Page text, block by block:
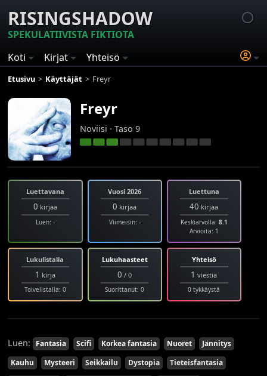
RISINGSHADOW
SPEKULATIIVISTA FIKTIOTA
Koti
Kirjat Yhteisö
Etusivu Käyttäjät Freyr
Freyr
Noviisi · Taso 9
Luettavana
0 kirjaa
Luen: -
Vuosi 2026
0 kirjaa
Viimeisin: -
Luettuna
40 kirjaa
Keskiarvolla: 8.1
Arvioita: 1
Lukulistalla
1 kirja
Toivelistalla: 0
Lukuhaasteet
0 / 0
Suorittanut: 0
Yhteisö
1 viestiä
0 tykkäystä
Luen: Fantasia Scifi Korkea fantasia Nuoret
Jännitys
Kauhu
Mysteeri Seikkailu Dystopia
Tieteisfantasia